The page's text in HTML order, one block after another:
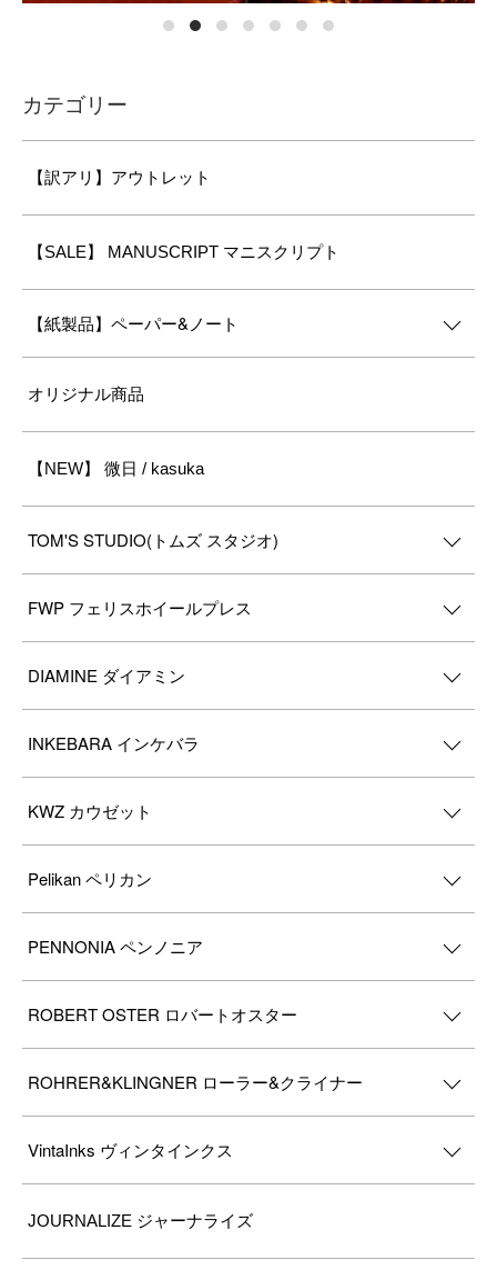
カテゴリー
【訳アリ】アウトレット
【SALE】 MANUSCRIPT マニスクリプト
【紙製品】ペーパー&ノート
オリジナル商品
【NEW】 微日 / kasuka
TOM'S STUDIO(トムズ スタジオ)
FWP フェリスホイールプレス
DIAMINE ダイアミン
INKEBARA インケバラ
KWZ カウゼット
Pelikan ペリカン
PENNONIA ペンノニア
ROBERT OSTER ロバートオスター
ROHRER&KLINGNER ローラー&クライナー
VintaInks ヴィンタインクス
JOURNALIZE ジャーナライズ